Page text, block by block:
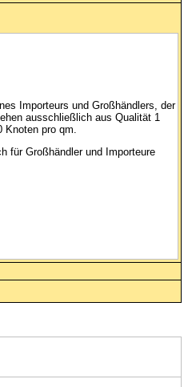
Importeurs und Großhändlers, der
ausschließlich aus Qualität 1
Knoten pro qm.
für Großhändler und Importeure